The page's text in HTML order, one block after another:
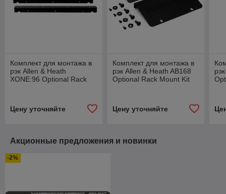
Комплект для монтажа в
рэк Allen & Heath
XONE:96 Optional Rack
Цену уточняйте
Комплект для монтажа в
рэк Allen & Heath AB168
Optional Rack Mount Kit
Цену уточняйте
Акционные предложения и новинки
-2%